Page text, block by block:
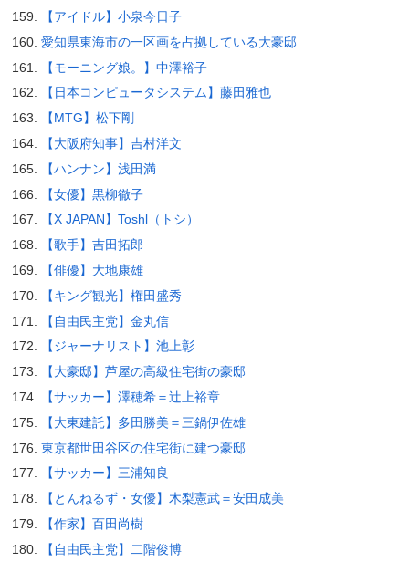
【アイドル】小泉今日子
愛知県東海市の一区画を占拠している大豪邸
【モーニング娘。】中澤裕子
【日本コンピュータシステム】藤田雅也
【MTG】松下剛
【大阪府知事】吉村洋文
【ハンナン】浅田満
【女優】黒柳徹子
【X JAPAN】Toshl（トシ）
【歌手】吉田拓郎
【俳優】大地康雄
【キング観光】権田盛秀
【自由民主党】金丸信
【ジャーナリスト】池上彰
【大豪邸】芦屋の高級住宅街の豪邸
【サッカー】澤穂希＝辻上裕章
【大東建託】多田勝美＝三鍋伊佐雄
東京都世田谷区の住宅街に建つ豪邸
【サッカー】三浦知良
【とんねるず・女優】木梨憲武＝安田成美
【作家】百田尚樹
【自由民主党】二階俊博